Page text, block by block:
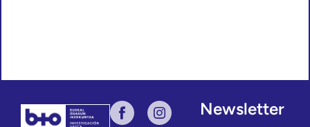
Newsletter